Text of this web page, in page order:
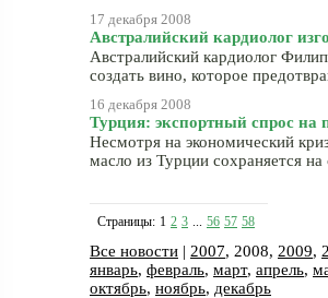
17 декабря 2008
Австралийский кардиолог
Австралийский кардиолог
создать вино, которое
16 декабря 2008
Турция: экспортный спрос на
Несмотря на экономический
масло из Турции сохраняется
Страницы: 1 2 3 ... 56 57 58
Все новости | 2007, 2008, 2009,
январь, февраль, март, апрель,
октябрь, ноябрь, декабрь